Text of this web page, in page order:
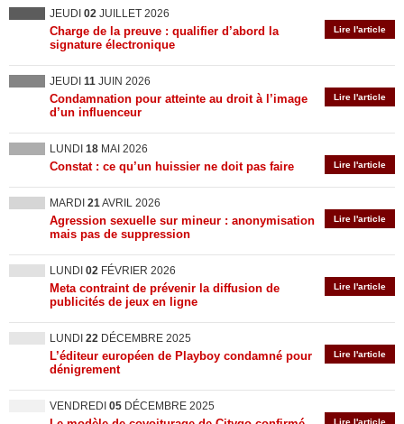
JEUDI 02 JUILLET 2026
Lire l'article
Charge de la preuve : qualifier d’abord la
signature électronique
JEUDI 11 JUIN 2026
Lire l'article
Condamnation pour atteinte au droit à l’image
d’un influenceur
LUNDI 18 MAI 2026
Lire l'article
Constat : ce qu’un huissier ne doit pas faire
MARDI 21AVRIL 2026
Lire l'article
Agression sexuelle sur mineur : anonymisation
mais pas de suppression
LUNDI 02 FÉVRIER 2026
Lire l'article
Meta contraint de prévenir la diffusion de
publicités de jeux en ligne
LUNDI 22 DÉCEMBRE 2025
Lire l'article
L’éditeur européen de Playboy condamné pour
dénigrement
VENDREDI 05 DÉCEMBRE 2025
Lire l'article